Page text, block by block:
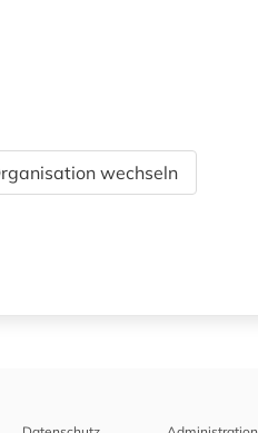
wechseln